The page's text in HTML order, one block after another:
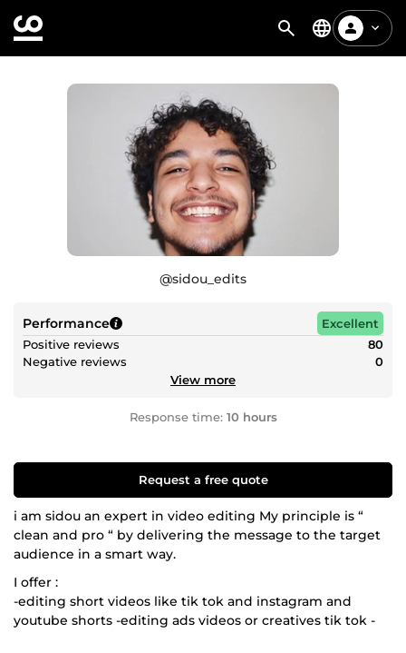
@sidou_edits
Performance
Excellent
Positive reviews
80
Negative reviews
0
View more
Response time: 10 hours
Request a free quote
i am sidou an expert in video editing My principle is “
clean and pro “ by delivering the message to the target
audience in a smart way.
I offer :
-editing short videos like tik tok and instagram and
youtube shorts -editing ads videos or creatives tik tok -